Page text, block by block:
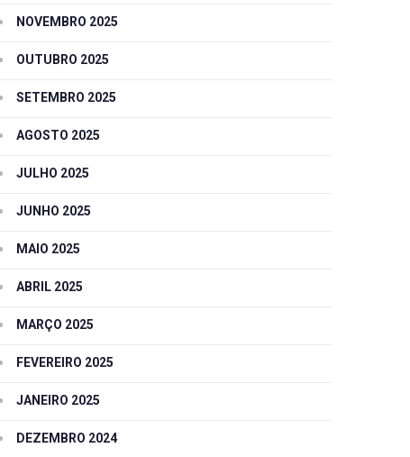
NOVEMBRO 2025
OUTUBRO 2025
SETEMBRO 2025
AGOSTO 2025
JULHO 2025
JUNHO 2025
MAIO 2025
ABRIL 2025
MARÇO 2025
FEVEREIRO 2025
JANEIRO 2025
DEZEMBRO 2024